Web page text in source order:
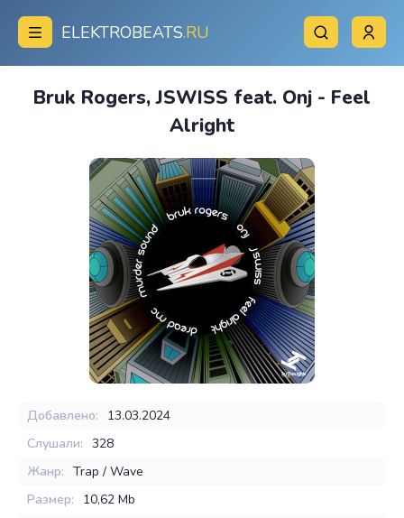
ELEKTROBEATS.RU
Bruk Rogers, JSWISS feat. Onj - Feel
Alright
Добавлено:
13.03.2024
Слушали: 328
Жанр: Trap / Wave
Размер:
10,62 Mb